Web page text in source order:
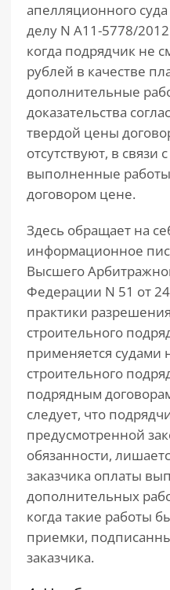
апелляционного
делу N А11-5778/
когда подрядчик не
рублей в качестве
дополнительные
доказательства
твердой цены
отсутствуют, в связи
выполненные
договором цене.
Здесь обращает на
информационное
Высшего
Федерации N 51 от
практики
строительного
применяется судами
строительного
подрядным
следует, что
предусмотренной
обязанности,
заказчика оплаты
дополнительных
когда такие работы
приемки,
заказчика.